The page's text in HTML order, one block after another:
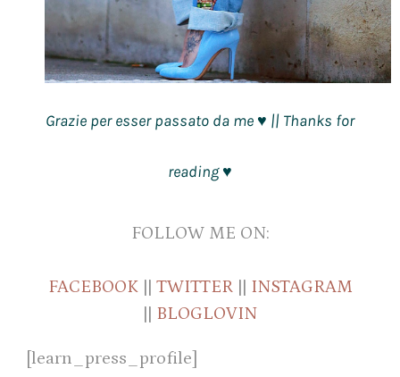
Grazie per esser passato da me ♥ || Thanks for
reading ♥
FOLLOW ME ON:
FACEBOOK|| TWITTER|| INSTAGRAM
|| BLOGLOVIN
[learn_press_profile]